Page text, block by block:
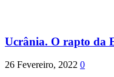
Ucrânia. O rapto da
26 Fevereiro, 2022 0